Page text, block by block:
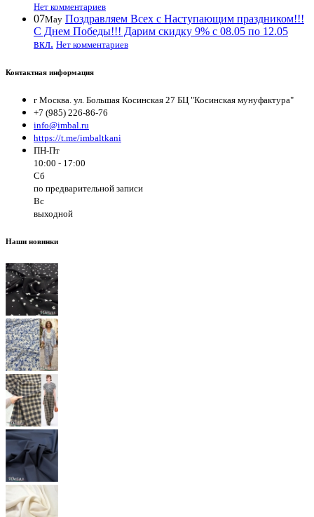
Нет комментариев
07May Поздравляем Всех с Наступающим праздником!!!
С Днем Победы!!! Дарим скидку 9% с 08.05 по 12.05
вкл. Нет комментариев
Контактная информация
г Москва. ул. Большая Косинская 27 БЦ "Косинская мунуфактура"
+7 (985) 226-86-76
info@imbal.ru
https://t.me/imbaltkani
ПН-Пт
10:00 - 17:00
Сб
по предварительной записи
Вс
выходной
Наши новинки